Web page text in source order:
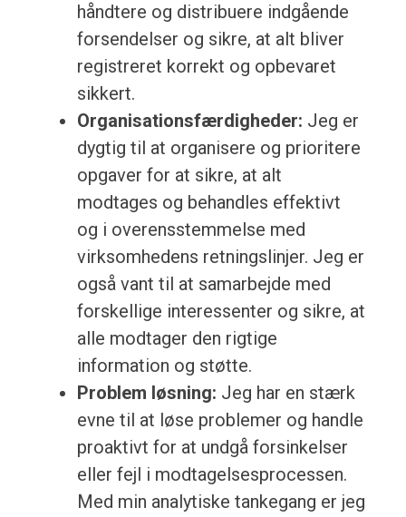
håndtere og distribuere indgående
forsendelser og sikre, at alt bliver
registreret korrekt og opbevaret
sikkert.
Organisationsfærdigheder: Jeg er
dygtig til at organisere og prioritere
opgaver for at sikre, at alt
modtages og behandles effektivt
og i overensstemmelse med
virksomhedens retningslinjer. Jeg er
også vant til at samarbejde med
forskellige interessenter og sikre, at
alle modtager den rigtige
information og støtte.
Problem løsning: Jeg har en stærk
evne til at løse problemer og handle
proaktivt for at undgå forsinkelser
eller fejl i modtagelsesprocessen.
Med min analytiske tankegang er jeg